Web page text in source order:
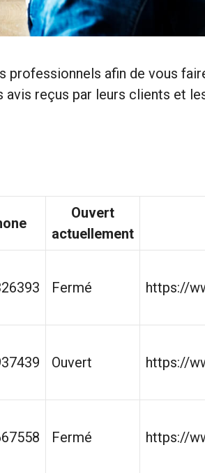
afin de vous
reçus par leurs clients et
Ouvert
actuellement
Fermé https://
Ouvert https://
Fermé https://